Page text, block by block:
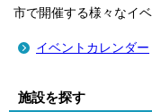
市で開催する様々なイ
イベントカレンダー
施設を探す